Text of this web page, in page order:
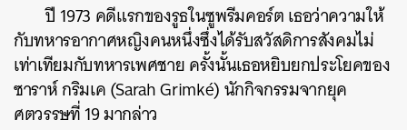
ปี1973 คดีแรกของรูธในซูพรีมคอร์ตเธอว่าความให้
กับทหารอากาศหญิงคนหนึ่งซึ่งได้รับสวัสดิการสังคมไม่
เท่าเทียมกับทหารเพศชายครั้งนั้นเธอหยิบยกประโยคของ
ซาราห์กริมเค(Sarah Grimké)นักกิจกรรมจากยุค
ศตวรรษที่19มากล่าว